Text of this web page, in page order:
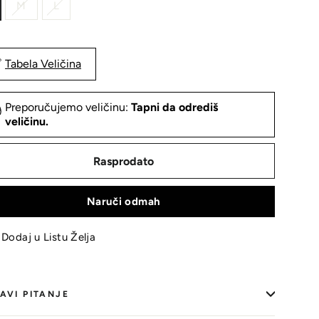
M L
Tabela Veličina
Preporučujemo veličinu: Tapni da odrediš
veličinu.
Rasprodato
Naruči odmah
Dodaj u Listu Želja
PITANJE